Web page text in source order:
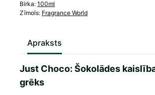
Birka: 100ml
Zīmols: Fragrance World
Apraksts
Just Choco: Šokolādes
grēks